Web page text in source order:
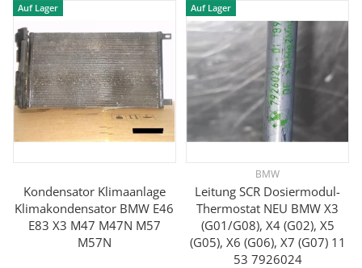
Auf Lager
Kondensator Klimaanlage
Klimakondensator BMW E46
E83 X3 M47 M47N M57
M57N
Auf Lager
BMW
Leitung SCR Dosiermodul-
Thermostat NEU BMW X3
(G01/G08), X4 (G02), X5
(G05), X6 (G06), X7 (G07) 11
53 7926024